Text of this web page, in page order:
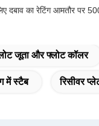
दबाव का रेटिंग आमतौर पर
जूता और फ्लोट कॉलर
में स्टैब रिसीवर